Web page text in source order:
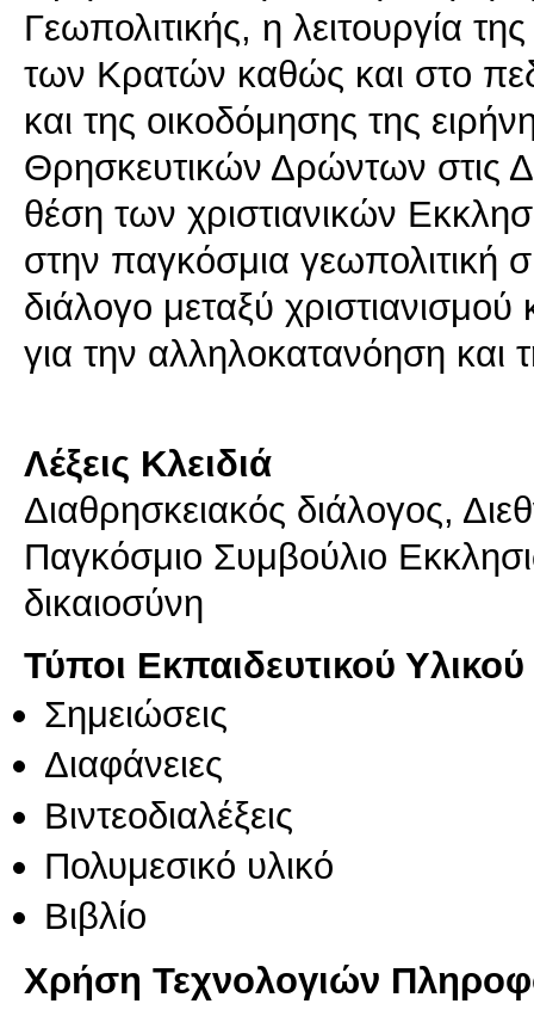
Γεωπολιτικής, η λειτουργία
των Κρατών καθώς και στο
και της οικοδόμησης της
Θρησκευτικών Δρώντων στις
θέση των χριστιανικών
στην παγκόσμια γεωπολιτική
διάλογο μεταξύ
για την αλληλοκατανόηση
Λέξεις Κλειδιά
Διαθρησκειακός διάλογος,
Παγκόσμιο Συμβούλιο
δικαιοσύνη
Τύποι Εκπαιδευτικού Υλικού
Σημειώσεις
Διαφάνειες
Βιντεοδιαλέξεις
Πολυμεσικό υλικό
Βιβλίο
Χρήση Τεχνολογιών